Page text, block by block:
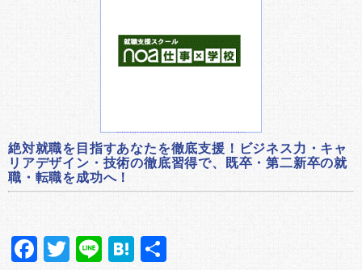
絶対就職を目指すあなたを徹底支援！ビジネス力・キャ
リアデザイン・技術の徹底習得で、既卒・第二新卒の就
職・転職を成功へ！
Facebook
Twitter
LineHatena